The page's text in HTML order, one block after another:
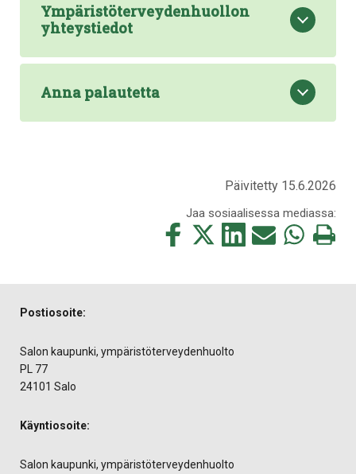
Ympäristöterveydenhuollon
yhteystiedot
Anna palautetta
Päivitetty 15.6.2026
Jaa sosiaalisessa mediassa:
Jaa
tämä
Jaa
Jaa
tämä
Jaa
Jaa
Tulosta
Postiosoite:
Salon kaupunki, ympäristöterveydenhuolto
PL 77
24101 Salo
Käyntiosoite:
Salon kaupunki, ympäristöterveydenhuolto